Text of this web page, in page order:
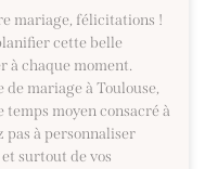
mariage, félicitations !
cette belle
à chaque moment.
mariage à Toulouse,
moyen consacré à
pas à personnaliser
surtout de vos